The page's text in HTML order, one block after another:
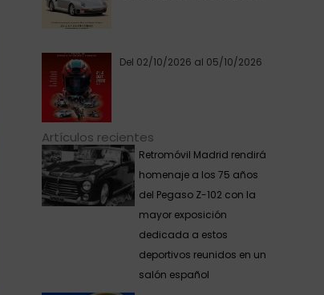
Del 02/10/2026 al 05/10/2026
Artículos recientes
Retromóvil Madrid rendirá
homenaje a los 75 años
del Pegaso Z-102 con la
mayor exposición
dedicada a estos
deportivos reunidos en un
salón español